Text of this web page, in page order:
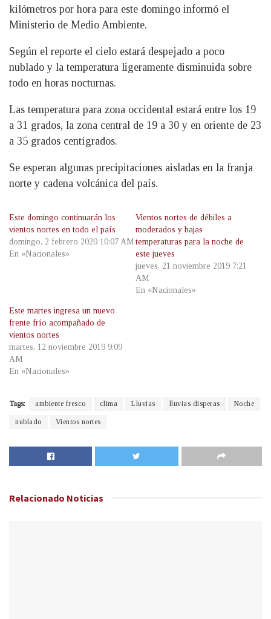
kilómetros por hora para este domingo informó el
Ministerio de Medio Ambiente.
Según el reporte el cielo estará despejado a poco
nublado y la temperatura ligeramente disminuida sobre
todo en horas nocturnas.
Las temperatura para zona occidental estará entre los 19
a 31 grados, la zona central de 19 a 30 y en oriente de 23
a 35 grados centígrados.
Se esperan algunas precipitaciones aisladas en la franja
norte y cadena volcánica del país.
Este domingo continuarán los
vientos nortes en todo el país
domingo, 2 febrero 2020 10:07 AM
En «Nacionales»
Vientos nortes de débiles a
moderados y bajas
temperaturas para la noche de
este jueves
jueves, 21 noviembre 2019 7:21
AM
En «Nacionales»
Este martes ingresa un nuevo
frente frío acompañado de
vientos nortes
martes, 12 noviembre 2019 9:09
AM
En «Nacionales»
Tags: ambiente fresco clima Lluvias lluvias disperas Noche
nublado Vientos nortes
Relacionado Noticias